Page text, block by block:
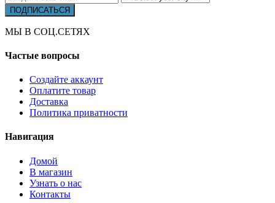
МЫ В СОЦ.СЕТЯХ
Частые вопросы
Создайте аккаунт
Оплатите товар
Доставка
Политика приватности
Навигация
Домой
В магазин
Узнать о нас
Контакты